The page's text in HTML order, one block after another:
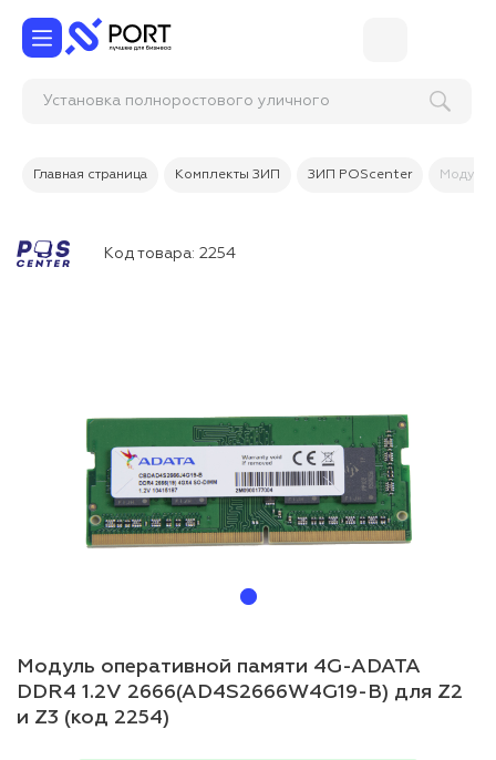
Установка полноростового уличного
Главная страница Комплекты ЗИП ЗИП POScenter Модуль
Код товара: 2254
Модуль оперативной памяти 4G-ADATA
DDR4 1.2V 2666(AD4S2666W4G19-B) для Z2
и Z3 (код 2254)